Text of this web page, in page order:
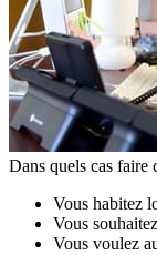
Dans quels cas faire
Vous habitez
Vous
Vous voulez